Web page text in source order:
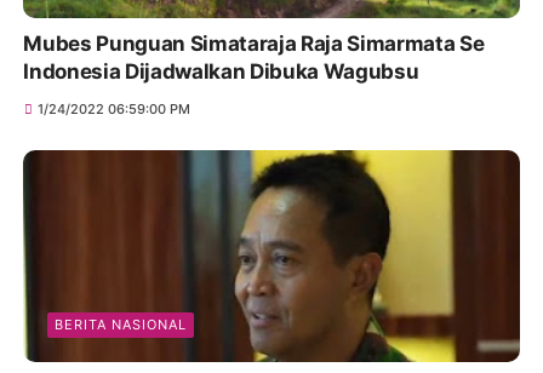
Mubes Punguan Simataraja Raja Simarmata Se
Indonesia Dijadwalkan Dibuka Wagubsu
1/24/2022 06:59:00 PM
BERITA NASIONAL